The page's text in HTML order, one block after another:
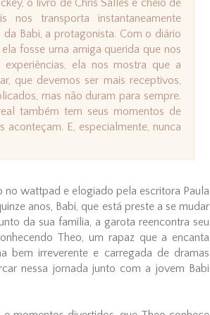
nos transporta instantaneamente
da Babi, a protagonista. Com o diário
fosse uma amiga querida que nos
ela nos mostra que a
que devemos ser mais receptivos,
mas não duram para sempre.
também tem seus momentos de
E, especialmente, nunca
no wattpad e elogiado pela escritora Paula
anos, Babi, que está preste a se mudar
da sua família, a garota reencontra seu
Theo, um rapaz que a encanta
bem irreverente e carregada de dramas
nessa jornada junto com a jovem Babi